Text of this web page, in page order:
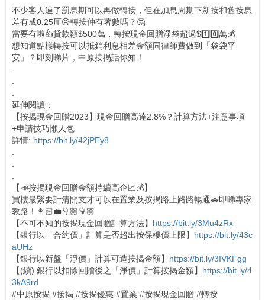
不少客人過了罰息期可以再做轉按，但在加息周期下新按和舊按息
差有成0.25厘😥轉按仲有著數嗎？🤔
當要有啦👍貸款額$500萬，轉按現金回贈淨袋超過$1️⃣0️⃣萬💰
想知道點樣轉按可以抵銷利息相差金額同律師費做到「袋袋平
安」？即刻睇片，中原按揭話你知！
延伸閱讀：
【按揭現金回贈2023】現金回贈高達2.8%？計算方法+注意事項
+申請技巧懶人包
詳情: https://bit.ly/42jPEy8
【📣按揭現金回贈金額持續高企📈💰】
買樓最緊要計清開支才可以在置業及按揭路上路路暢通🚗即睇專家
教路！👩🏻‍💼👇🏼👇🏼
【不可不知的按揭現金回贈計算方法】 https://bit.ly/3Mu4zRx
【銀行以「合約價」計算是否超出按保樓價上限】 https://bit.ly/43c
aUHz
【銀行以新盤「淨價」計算可造按揭金額】 https://bit.ly/3IVKFgg
【(續) 銀行以扣除回贈後之「淨價」計算按揭金額】 https://bit.ly/4
3kA9rd
#中原按揭 #按揭 #按揭優惠 #置業 #按揭現金回贈 #轉按